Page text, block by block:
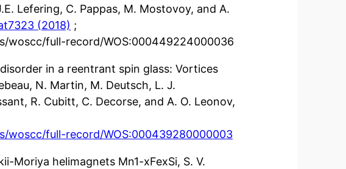
Lefering, C. Pappas, M. Mostovoy, and A.
(2018) ;
woscc/full-record/WOS:000449224000036
in a reentrant spin glass: Vortices
N. Martin, M. Deutsch, L. J.
R. Cubitt, C. Decorse, and A. O. Leonov,
woscc/full-record/WOS:000439280000003
Moriya helimagnets Mn1-xFexSi, S. V.